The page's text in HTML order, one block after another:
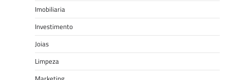
Imobiliaria
Investimento
Joias
Limpeza